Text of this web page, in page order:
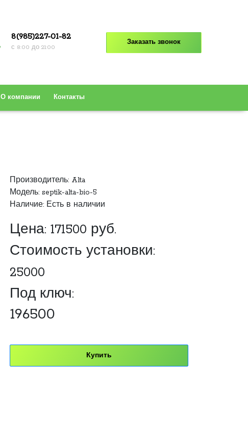
8(985)227-01-82
с 8:00 до 21:00
Заказать звонок
О компании Контакты
Производитель: Alta
Модель: septik-alta-bio-5
Наличие: Есть в наличии
Цена: 171500 руб.
Стоимость установки:
25000
Под ключ:
196500
Купить